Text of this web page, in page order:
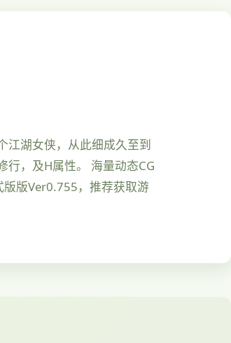
江湖女侠，从此细成久至到
，及H属性。 海量动态CG
版Ver0.755，推荐获取游